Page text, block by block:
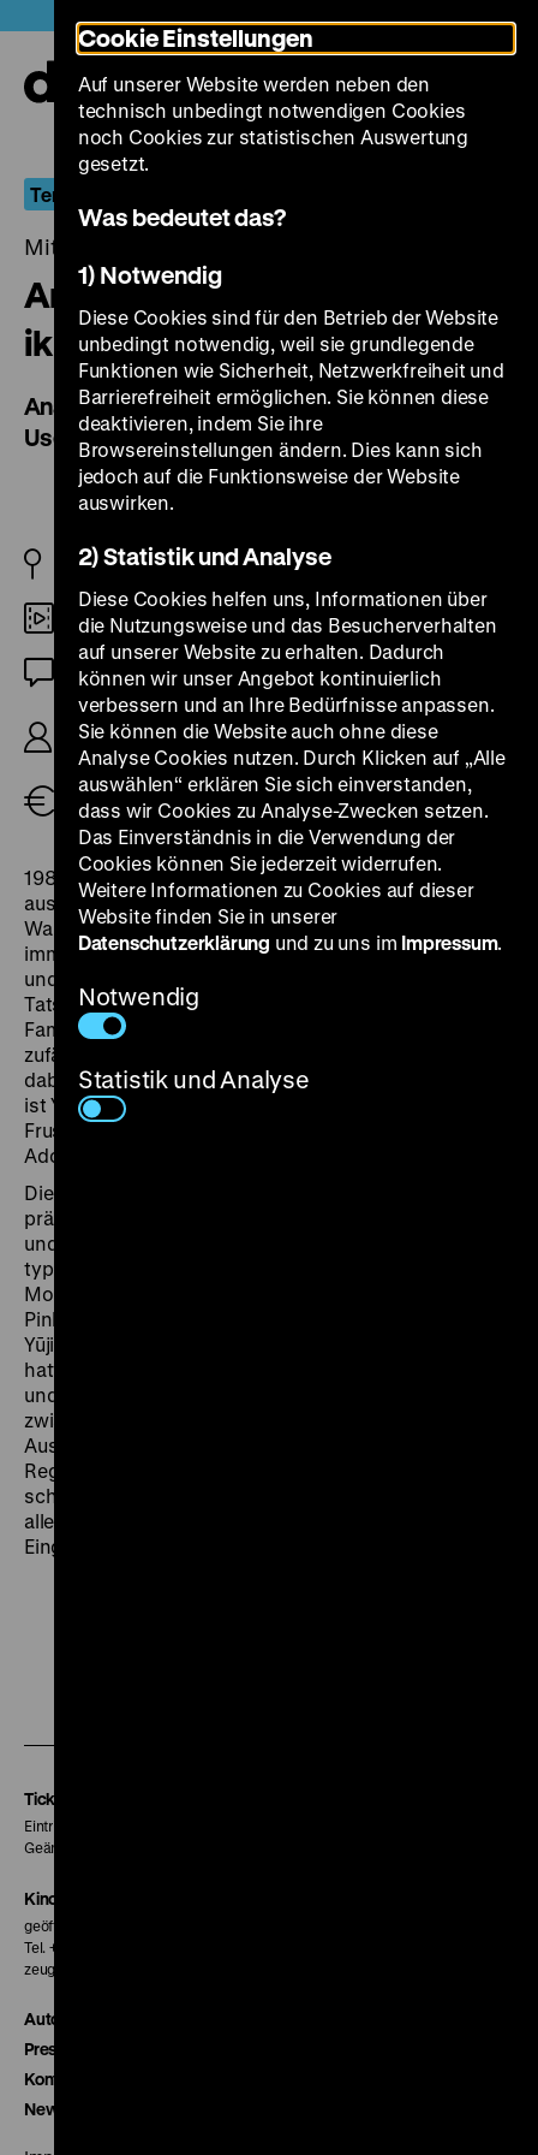
zum
Seiteninhalt
springen
Terror und Transgression im Niemandsland
Mittwoch, 15. September 2021, 20.00 Uhr
Anaakii in Japansuke: Mirarete
iku onna
Anarchy in Japansuke: God, You Are Just
Useless
JP 1999
35mm
OmeU
R/B: Takahisa Zeze, K: Kôichi Saitô, D: Yumeka
Sasaki, Kazuhiro Sano, Yukiko Izumi, 68’
Tickets
1981 klaut die verzweifelte Drifterin Mizuki ein Baby
aus einem geparkten Auto während die Eltern Sex im
Wald haben. Acht Jahre später kümmert sich die Frau
immer noch um das mittlerweile Yoshiki genannte Kind
und bandelt mit dem ähnlich eigensinnigen Verkäufer
Tatsuoshi an. Gerade als die drei zur ungewöhnlichen
Familie zusammenwachsen, stirbt Mizuki als sie
zufällig Yoshikis tatsächliche Mutter wiedersieht und
dabei vor einen Baum fährt. Weitere acht Jahre später
ist Yoshiki hinter sein Geheimnis gekommen, schiebt
Frust auf seinen Quasi-Adoptivvater – und entführt die
Adoptivtochter seiner leiblichen Eltern.
Die gut auf den Punkt getrümmerte Punk-Moritat
präsentiert im Anfangsakt einen Dreier vor
und
typischen Fatalismus mit stark humoristischen
Momenten. Als
Pink Awards-Zeremonie das Nachsehen gegenüber
Yūji Tajiris
hatte, Vertreter einer neuen, oft als weniger wagemutig
und politisch beschrieben Pinku-Generation, kam es
zwischen Taijiri und Zeze zu einer Bühnen-
Auseinandersetzung, in deren Verlauf der ältere
Regisseur die Filme seiner jüngeren Kollegen als
schwach und trivial beschimpfte. Die Aktion wurde
allerdings im Nachgang als reiner Publicity Stunt unter
Eingeweihten gehandelt. (chl)
Tickets
Eintritt 5 €
Geänderte Preise sind im Programm vermerkt.
Kinokasse
geöffnet 30 Minuten vor Beginn der ersten Vorstellung
Tel. + 49 30 20304-770
zeughauskino@dhm.de
Autor*innen
Presse
Kontakt
Newsletter
Cookie Einstellungen
Auf unserer Website werden neben den
technisch unbedingt notwendigen Cookies
noch Cookies zur statistischen Auswertung
gesetzt.
Was bedeutet das?
1) Notwendig
Diese Cookies sind für den Betrieb der Website
unbedingt notwendig, weil sie grundlegende
Funktionen wie Sicherheit, Netzwerkfreiheit und
Barrierefreiheit ermöglichen. Sie können diese
deaktivieren, indem Sie ihre
Browsereinstellungen ändern. Dies kann sich
jedoch auf die Funktionsweise der Website
auswirken.
2) Statistik und Analyse
Diese Cookies helfen uns, Informationen über
die Nutzungsweise und das Besucherverhalten
auf unserer Website zu erhalten. Dadurch
können wir unser Angebot kontinuierlich
verbessern und an Ihre Bedürfnisse anpassen.
Sie können die Website auch ohne diese
Analyse Cookies nutzen. Durch Klicken auf „Alle
auswählen“ erklären Sie sich einverstanden,
dass wir Cookies zu Analyse-Zwecken setzen.
Das Einverständnis in die Verwendung der
Cookies können Sie jederzeit widerrufen.
Weitere Informationen zu Cookies auf dieser
Website finden Sie in unserer
Datenschutzerklärung und zu uns im Impressum.
Notwendig
Statistik und Analyse